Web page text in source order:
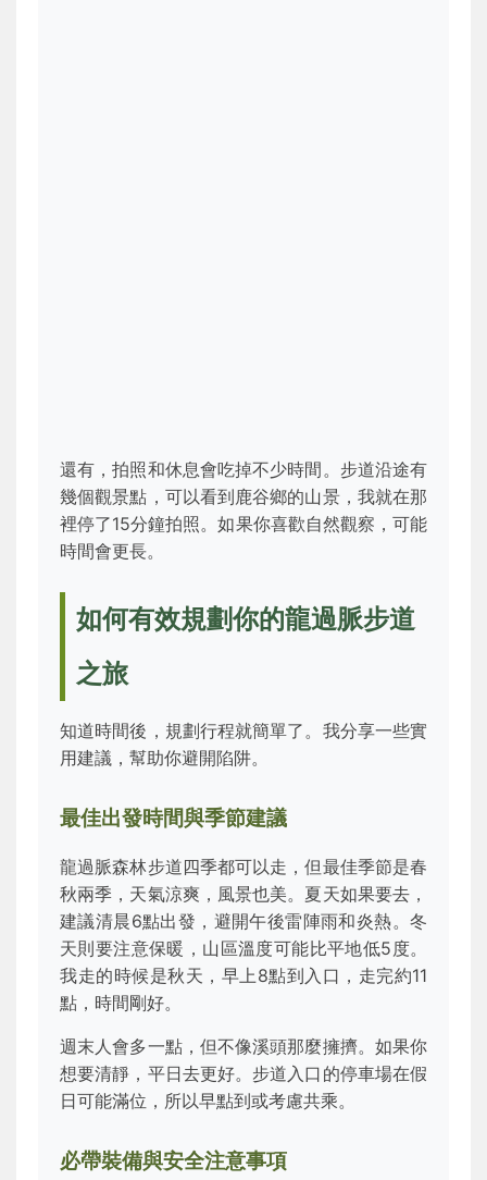
還有，拍照和休息會吃掉不少時間。步道沿途有
幾個觀景點，可以看到鹿谷鄉的山景，我就在那
裡停了15分鐘拍照。如果你喜歡自然觀察，可能
時間會更長。
如何有效規劃你的龍過脈步道
之旅
知道時間後，規劃行程就簡單了。我分享一些實
用建議，幫助你避開陷阱。
最佳出發時間與季節建議
龍過脈森林步道四季都可以走，但最佳季節是春
秋兩季，天氣涼爽，風景也美。夏天如果要去，
建議清晨6點出發，避開午後雷陣雨和炎熱。冬
天則要注意保暖，山區溫度可能比平地低5度。
我走的時候是秋天，早上8點到入口，走完約11
點，時間剛好。
週末人會多一點，但不像溪頭那麼擁擠。如果你
想要清靜，平日去更好。步道入口的停車場在假
日可能滿位，所以早點到或考慮共乘。
必帶裝備與安全注意事項